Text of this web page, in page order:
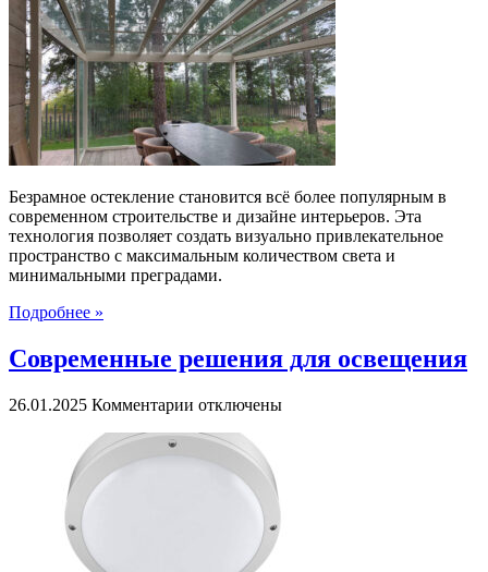
остекление:
современное
решение
для
максимального
света
пространства
Безрамное остекление становится всё более популярным в
современном строительстве и дизайне интерьеров. Эта
технология позволяет создать визуально привлекательное
пространство с максимальным количеством света и
минимальными преградами.
Подробнее »
Современные решения для освещения
26.01.2025 Комментарии к
Современные
решения
освещения
отключены